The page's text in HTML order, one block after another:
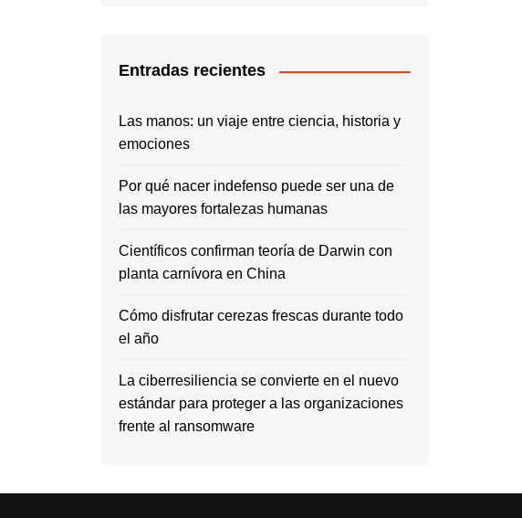
Entradas recientes
Las manos: un viaje entre ciencia, historia y
emociones
Por qué nacer indefenso puede ser una de
las mayores fortalezas humanas
Científicos confirman teoría de Darwin con
planta carnívora en China
Cómo disfrutar cerezas frescas durante todo
el año
La ciberresiliencia se convierte en el nuevo
estándar para proteger a las organizaciones
frente al ransomware